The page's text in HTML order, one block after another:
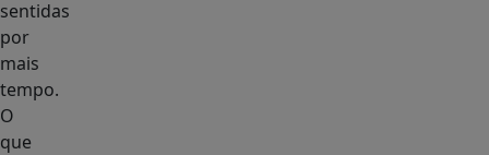
sentidas
por
mais
tempo.
O
que